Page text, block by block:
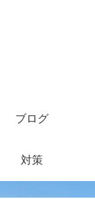
ブログ
対策